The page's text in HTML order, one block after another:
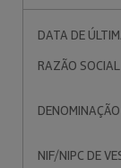
DATA DE
RAZÃO SOCIAL
NIF/NIPC DE